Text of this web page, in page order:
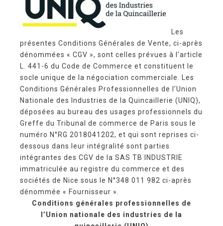
Les
présentes Conditions Générales de Vente, ci-après
dénommées « CGV », sont celles prévues à l’article
L. 441-6 du Code de Commerce et constituent le
socle unique de la négociation commerciale. Les
Conditions Générales Professionnelles de l’Union
Nationale des Industries de la Quincaillerie (UNIQ),
déposées au bureau des usages professionnels du
Greffe du Tribunal de commerce de Paris sous le
numéro N°RG 2018041202, et qui sont reprises ci-
dessous dans leur intégralité sont parties
intégrantes des CGV de la SAS TB INDUSTRIE
immatriculée au registre du commerce et des
sociétés de Nice sous le N°348 011 982 ci-après
dénommée « Fournisseur ».
Conditions générales professionnelles de
l’Union nationale des industries de la